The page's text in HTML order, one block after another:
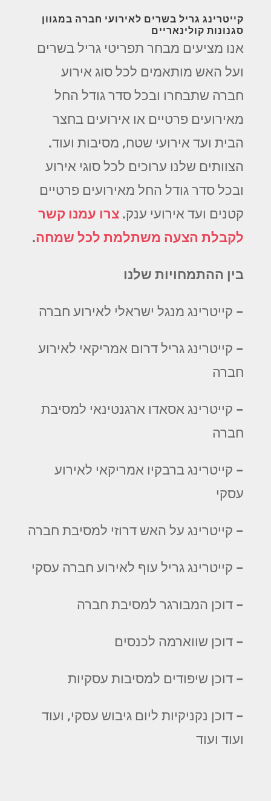
קייטרינג גריל בשרים לאירועי חברה במגוון
סגנונות קולינאריים
אנו מציעים מבחר תפריטי גריל בשרים
ועל האש מותאמים לכל סוג אירוע
חברה שתבחרו ובכל סדר גודל החל
מאירועים פרטיים או אירועים בחצר
הבית ועד אירועי שטח, מסיבות ועוד.
הצוותים שלנו ערוכים לכל סוגי אירוע
ובכל סדר גודל החל מאירועים פרטיים
קטנים ועד אירועי ענק. צרו עמנו קשר
לקבלת הצעה משתלמת לכל שמחה.
בין ההתמחויות שלנו
– קייטרינג מנגל ישראלי לאירוע חברה
– קייטרינג גריל דרום אמריקאי לאירוע
חברה
– קייטרינג אסאדו ארגנטינאי למסיבת
חברה
– קייטרינג ברבקיו אמריקאי לאירוע
עסקי
– קייטרינג על האש דרוזי למסיבת חברה
– קייטרינג גריל עוף לאירוע חברה עסקי
– דוכן המבורגר למסיבת חברה
– דוכן שווארמה לכנסים
– דוכן שיפודים למסיבות עסקיות
– דוכן נקניקיות ליום גיבוש עסקי, ועוד
ועוד ועוד